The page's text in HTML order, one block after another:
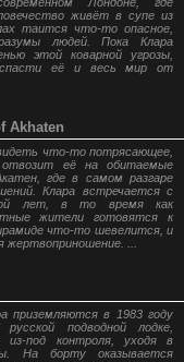
живёт в супе из
таится что-то опасное,
людей. Пока Клара
этой коварной угрозы,
её и весь мир от
Akhaten
что-то потрясающее,
её на обитаемые
где в самом разгаре
Клара встречается с
лет, в то время как
жители готовятся к
что-то шевелится, и
жертвоприношение. ...
приземляются в 1983 году
подводной лодке,
из-под контроля, уходя в
На борту оказывается